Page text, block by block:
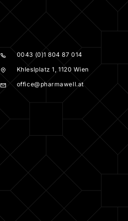
0043 (0)1 804 87 014
Khleslplatz 1, 1120 Wien
office@pharmawell.at